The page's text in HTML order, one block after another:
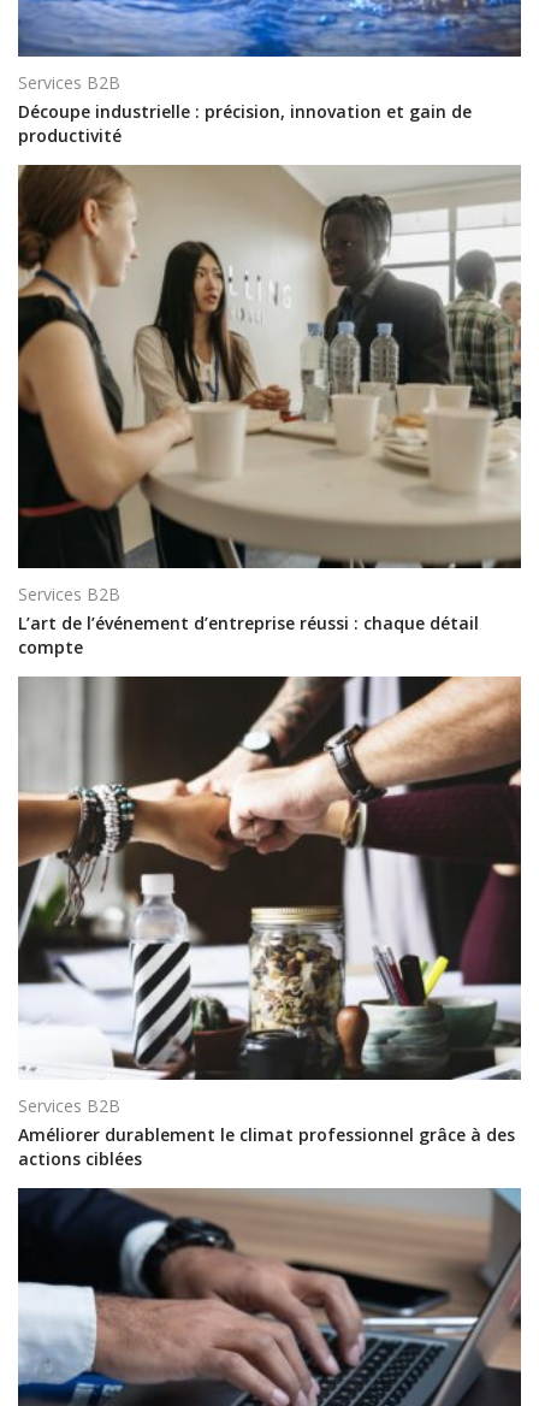
Services B2B
Découpe industrielle : précision, innovation et gain de
productivité
Services B2B
L’art de l’événement d’entreprise réussi : chaque détail
compte
Services B2B
Améliorer durablement le climat professionnel grâce à des
actions ciblées